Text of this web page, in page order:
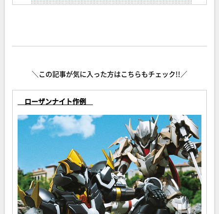
＼この記事が気に入った方はこちらもチェック!!／
ローザンナイト作例